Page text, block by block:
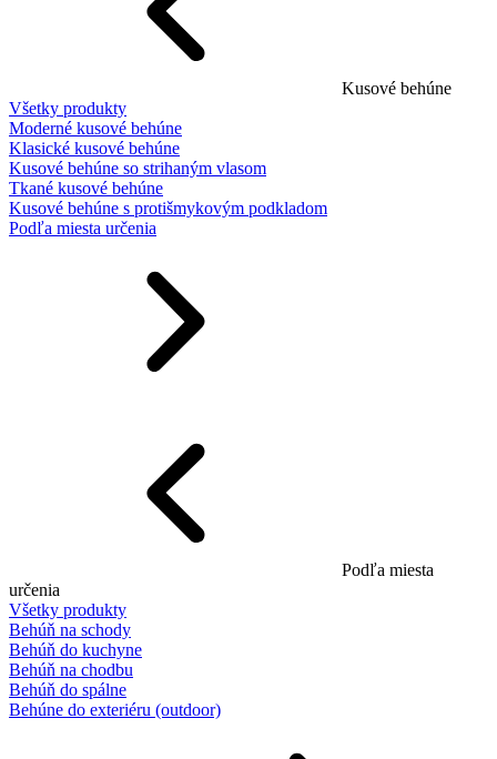
Kusové behúne
Všetky produkty
Moderné kusové behúne
Klasické kusové behúne
Kusové behúne so strihaným vlasom
Tkané kusové behúne
Kusové behúne s protišmykovým podkladom
Podľa miesta určenia
Podľa miesta
určenia
Všetky produkty
Behúň na schody
Behúň do kuchyne
Behúň na chodbu
Behúň do spálne
Behúne do exteriéru (outdoor)